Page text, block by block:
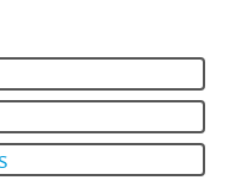
Menares a Jorge Alessandri
Ohl Muller a Jorge Alessandri
a Juan José Fernández
de Luis Sánchez Latorre a Jorge Alessandri
para Jorge Alessandri